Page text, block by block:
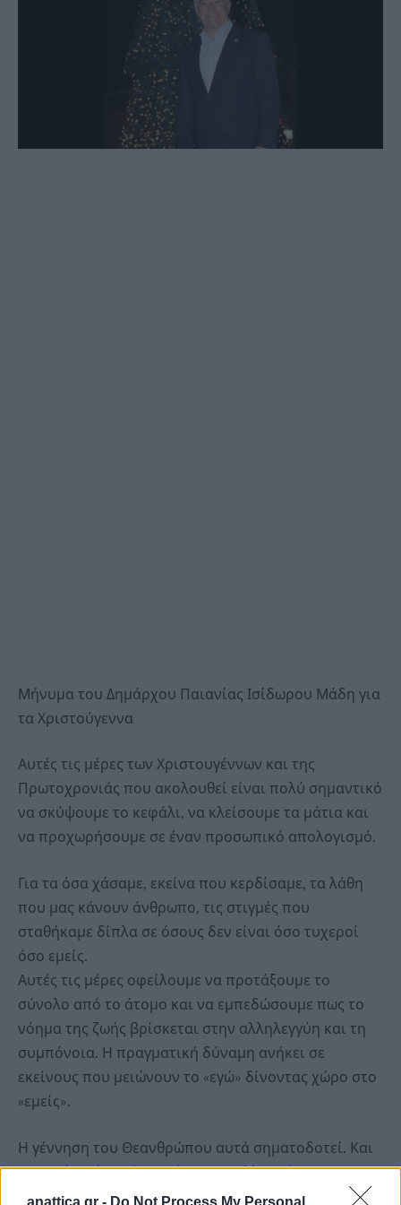
anattica.gr - Do Not Process My Personal
Μήνυμα του Δημάρχου Παιανίας Ισίδωρου Μάδη για
τα Χριστούγεννα
Αυτές τις μέρες των Χριστουγέννων και της
Πρωτοχρονιάς που ακολουθεί είναι πολύ σημαντικό
να σκύψουμε το κεφάλι, να κλείσουμε τα μάτια και
να προχωρήσουμε σε έναν προσωπικό απολογισμό.
Για τα όσα χάσαμε, εκείνα που κερδίσαμε, τα λάθη
που μας κάνουν άνθρωπο, τις στιγμές που
σταθήκαμε δίπλα σε όσους δεν είναι όσο τυχεροί
όσο εμείς.
Αυτές τις μέρες οφείλουμε να προτάξουμε το
σύνολο από το άτομο και να εμπεδώσουμε πως το
νόημα της ζωής βρίσκεται στην αλληλεγγύη και τη
συμπόνοια. Η πραγματική δύναμη ανήκει σε
εκείνους που μειώνουν το «εγώ» δίνοντας χώρο στο
«εμείς».
Η γέννηση του Θεανθρώπου αυτά σηματοδοτεί. Και
την αγάπη άνευ όρων, άνευ ανταλλαγμάτων.